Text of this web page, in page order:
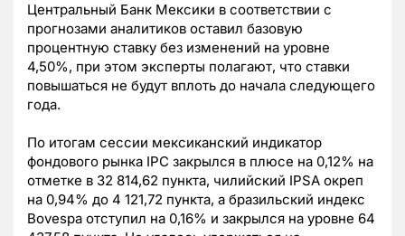
Центральный Банк Мексики в соответствии с
прогнозами аналитиков оставил базовую
процентную ставку без изменений на уровне
4,50%, при этом эксперты полагают, что ставки
повышаться не будут вплоть до начала следующего
года.
По итогам сессии мексиканский индикатор
фондового рынка IPC закрылся в плюсе на 0,12% на
отметке в 32 814,62 пункта, чилийский IPSA окреп
на 0,94% до 4 121,72 пункта, а бразильский индекс
Bovespa отступил на 0,16% и закрылся на уровне 64